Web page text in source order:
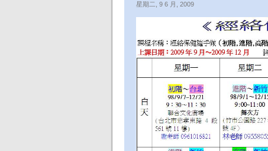
星期二, 9 6 月, 2009